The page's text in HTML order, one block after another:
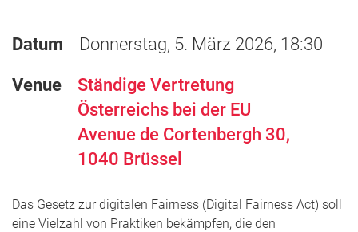
Datum Donnerstag, 5. März 2026, 18:30
Venue
Ständige Vertretung
Österreichs bei der EU
Avenue de Cortenbergh 30,
1040 Brüssel
Das Gesetz zur digitalen Fairness (Digital Fairness Act) soll
eine Vielzahl von Praktiken bekämpfen, die den